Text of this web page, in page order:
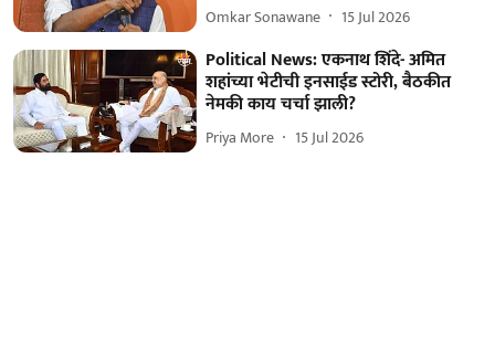
Omkar Sonawane 15 Jul 2026
Political News: एकनाथ शिंदे- अमित
शहांच्या भेटीची इनसाईड स्टोरी, बैठकीत
नेमकी काय चर्चा झाली?
Priya More 15 Jul 2026